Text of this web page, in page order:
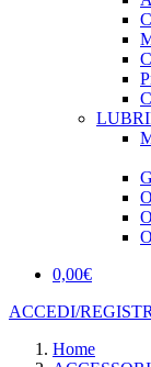
0,00€
ACCEDI/
Home